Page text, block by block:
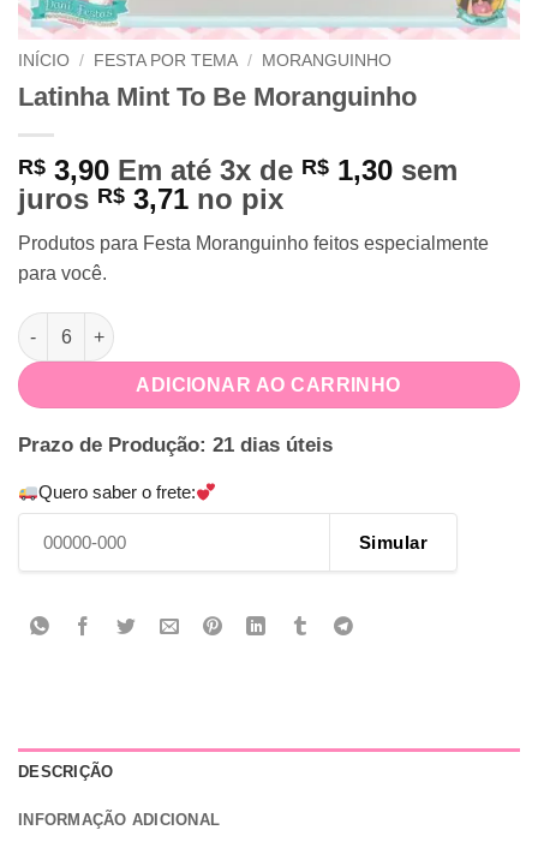
INÍCIO / FESTA POR TEMA / MORANGUINHO
Latinha Mint To Be Moranguinho
R$ 3,90 Em até 3x de R$ 1,30 sem
juros R$ 3,71 no pix
Produtos para Festa Moranguinho feitos especialmente
para você.
Latinha Mint To Be Moranguinho quantidade
ADICIONAR AO CARRINHO
Prazo de Produção: 21 dias úteis
Quero saber o frete:
Simular
DESCRIÇÃO
INFORMAÇÃO ADICIONAL